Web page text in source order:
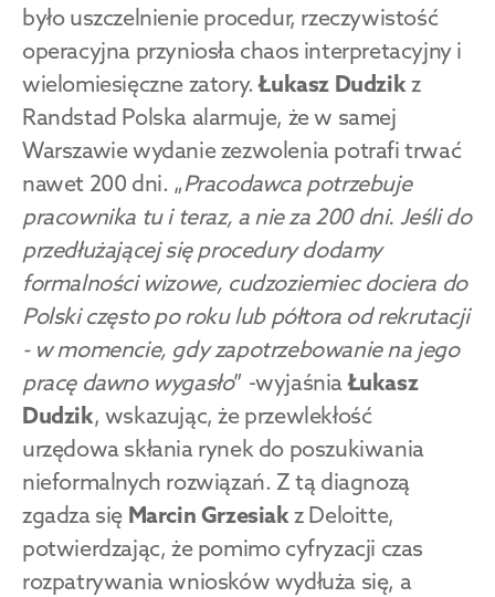
było uszczelnienie procedur, rzeczywistość
operacyjna przyniosła chaos interpretacyjny i
wielomiesięczne zatory. Łukasz Dudzik z
Randstad Polska alarmuje, że w samej
Warszawie wydanie zezwolenia potrafi trwać
nawet 200 dni. „Pracodawca potrzebuje
pracownika tu i teraz, a nie za 200 dni. Jeśli do
przedłużającej się procedury dodamy
formalności wizowe, cudzoziemiec dociera do
Polski często po roku lub półtora od rekrutacji
- w momencie, gdy zapotrzebowanie na jego
pracę dawno wygasło” -wyjaśnia Łukasz
Dudzik, wskazując, że przewlekłość
urzędowa skłania rynek do poszukiwania
nieformalnych rozwiązań. Z tą diagnozą
zgadza się Marcin Grzesiak z Deloitte,
potwierdzając, że pomimo cyfryzacji czas
rozpatrywania wniosków wydłuża się, a